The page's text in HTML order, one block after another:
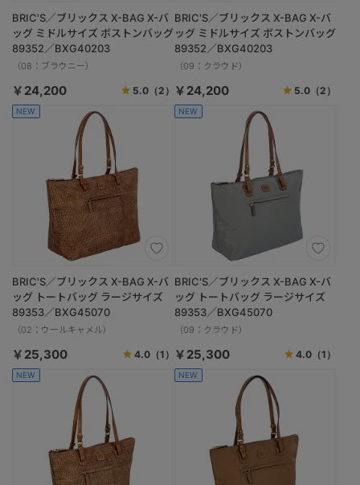
BRIC'S／ブリックス X-BAG X-バ
ッグ ミドルサイズ ボストンバッグ
89352／BXG40203
（08：ブラウニー）
￥24,200 5.0（2）
BRIC'S／ブリックス X-BAG X-バ
ッグ ミドルサイズ ボストンバッグ
89352／BXG40203
（09：クラウド）
￥24,200 5.0 （2）
NEW
BRIC'S／ブリックス X-BAG X-バ
ッグ トートバッグ ラージサイズ
89353／BXG45070
（02：ウールキャメル）
￥25,300 4.0（1）
NEW
BRIC'S／ブリックス X-BAG X-バ
ッグ トートバッグ ラージサイズ
89353／BXG45070
（09：クラウド）
￥25,300 4.0 （1）
NEW NEW